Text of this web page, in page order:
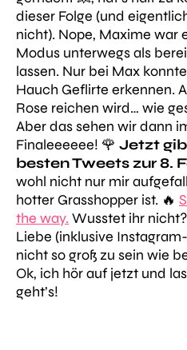
dieser Folge (und
nicht). Nope, Maxime war
Modus unterwegs als
lassen. Nur bei Max
Hauch Geflirte erkennen.
Rose reichen wird… wie
Aber das sehen wir dann
Finaleeeeee! 🌹 Jetzt
besten Tweets zur 8.
wohl nicht nur mir
hotter Grasshopper ist. 🔥
the way. Wusstet ihr
Liebe (inklusive
nicht so groß zu sein wie
Ok, ich hör auf jetzt und
geht’s!